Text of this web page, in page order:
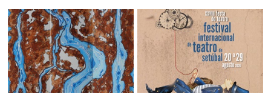
Antiga primeira-ministra da
Finlândia é a convidada da
primeira edição do novo
ciclo de debates dedicado
aos grandes temas do
nosso tempo
Atum - Concerto
performance na MAAT
Gallery a 3 de Setembro,
19:30